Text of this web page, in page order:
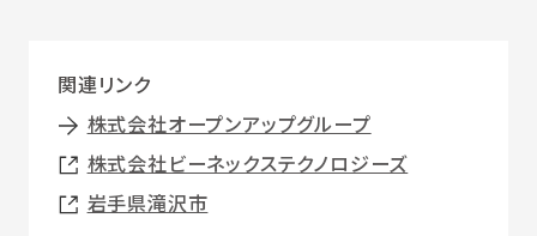
関連リンク
株式会社オープンアップグループ
株式会社ビーネックステクノロジーズ
岩手県滝沢市